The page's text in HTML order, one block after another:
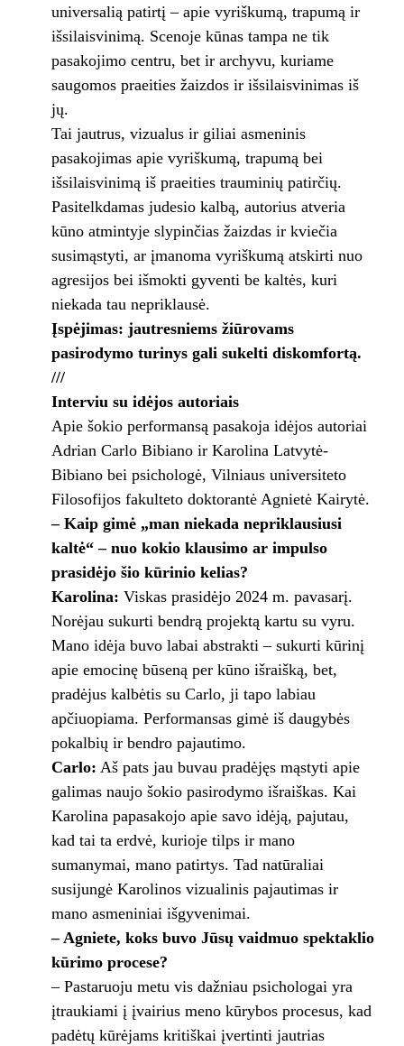
universalią patirtį – apie vyriškumą, trapumą ir
išsilaisvinimą. Scenoje kūnas tampa ne tik
pasakojimo centru, bet ir archyvu, kuriame
saugomos praeities žaizdos ir išsilaisvinimas iš
jų.
Tai jautrus, vizualus ir giliai asmeninis
pasakojimas apie vyriškumą, trapumą bei
išsilaisvinimą iš praeities trauminių patirčių.
Pasitelkdamas judesio kalbą, autorius atveria
kūno atmintyje slypinčias žaizdas ir kviečia
susimąstyti, ar įmanoma vyriškumą atskirti nuo
agresijos bei išmokti gyventi be kaltės, kuri
niekada tau nepriklausė.
Įspėjimas: jautresniems žiūrovams
pasirodymo turinys gali sukelti diskomfortą.
///
Interviu su idėjos autoriais
Apie šokio performansą pasakoja idėjos autoriai
Adrian Carlo Bibiano ir Karolina Latvytė-
Bibiano bei psichologė, Vilniaus universiteto
Filosofijos fakulteto doktorantė Agnietė Kairytė.
– Kaip gimė „man niekada nepriklausiusi
kaltė“ – nuo kokio klausimo ar impulso
prasidėjo šio kūrinio kelias?
Karolina: Viskas prasidėjo 2024 m. pavasarį.
Norėjau sukurti bendrą projektą kartu su vyru.
Mano idėja buvo labai abstrakti – sukurti kūrinį
apie emocinę būseną per kūno išraišką, bet,
pradėjus kalbėtis su Carlo, ji tapo labiau
apčiuopiama. Performansas gimė iš daugybės
pokalbių ir bendro pajautimo.
Carlo: Aš pats jau buvau pradėjęs mąstyti apie
galimas naujo šokio pasirodymo išraiškas. Kai
Karolina papasakojo apie savo idėją, pajutau,
kad tai ta erdvė, kurioje tilps ir mano
sumanymai, mano patirtys. Tad natūraliai
susijungė Karolinos vizualinis pajautimas ir
mano asmeniniai išgyvenimai.
– Agniete, koks buvo Jūsų vaidmuo spektaklio
kūrimo procese?
– Pastaruoju metu vis dažniau psichologai yra
įtraukiami į įvairius meno kūrybos procesus, kad
padėtų kūrėjams kritiškai įvertinti jautrias